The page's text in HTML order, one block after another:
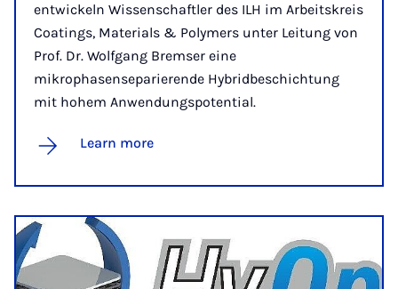
entwickeln Wissenschaftler des ILH im Arbeitskreis
Coatings, Materials & Polymers unter Leitung von
Prof. Dr. Wolfgang Bremser eine
mikrophasenseparierende Hybridbeschichtung
mit hohem Anwendungspotential.
Learn more